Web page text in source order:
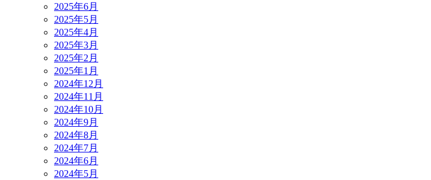
2025年6月
2025年5月
2025年4月
2025年3月
2025年2月
2025年1月
2024年12月
2024年11月
2024年10月
2024年9月
2024年8月
2024年7月
2024年6月
2024年5月